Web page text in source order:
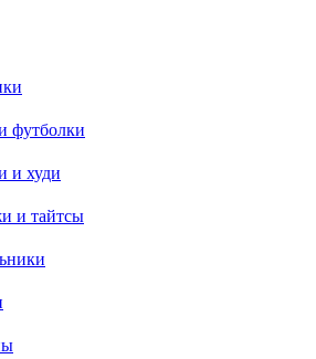
футболки
и худи
и тайтсы